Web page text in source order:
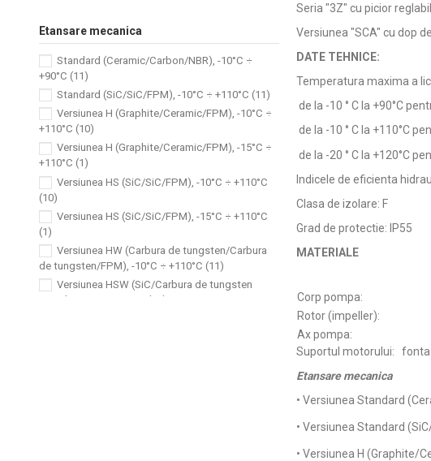
Seria "3Z" cu picior reglabil
Versiunea "SCA" cu dop
DATE TEHNICE:
Temperatura maxima a
de la -10 ° C la +90°C
de la -10 ° C la +110°C
de la -20 ° C la +120°C
Indicele de eficienta
Clasa de izolare: F
Grad de protectie: IP55
MATERIALE
Corp pompa:
Rotor (impeller):
Ax pompa:
Suportul motorului:
Etansare mecanica
• Versiunea Standard
• Versiunea Standard
• Versiunea H (Graphite/
Etansare mecanica
Standard (Ceramic/Carbon/NBR), -10°C ÷
+90°C (11)
Standard (SiC/SiC/FPM), -10°C ÷ +110°C (11)
Versiunea H (Graphite/Ceramic/FPM), -10°C ÷
+110°C (10)
Versiunea H (Graphite/Ceramic/FPM), -15°C ÷
+110°C (1)
Versiunea HS (SiC/SiC/FPM), -10°C ÷ +110°C
(10)
Versiunea HS (SiC/SiC/FPM), -15°C ÷ +110°C
(1)
Versiunea HW (Carbura de tungsten/Carbura
de tungsten/FPM), -10°C ÷ +110°C (11)
Versiunea HSW (SiC/Carbura de tungsten
/FPM), -10°C ÷ +110°C
(11)